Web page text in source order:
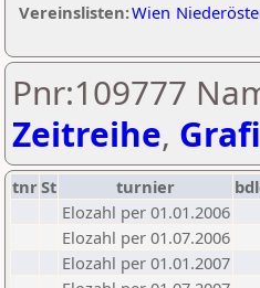
Vereinslisten:Wien
Pnr:109777
Zeitreihe,
tnrSt turnier
Elozahl per 01.01.2006
Elozahl per 01.07.2006
Elozahl per 01.01.2007